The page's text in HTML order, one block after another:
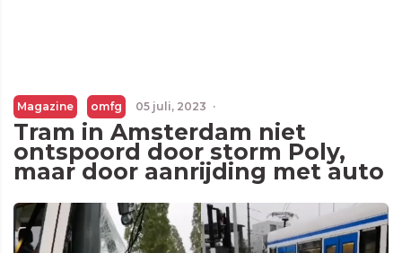
Magazine omfg 05 juli, 2023 ·
Tram in Amsterdam niet
ontspoord door storm Poly,
maar door aanrijding met auto